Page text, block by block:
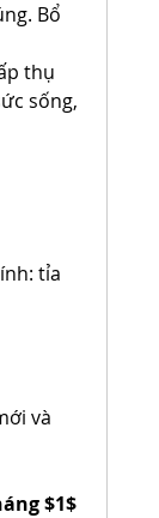
Bổ
thụ
sống,
tỉa
và
$1$